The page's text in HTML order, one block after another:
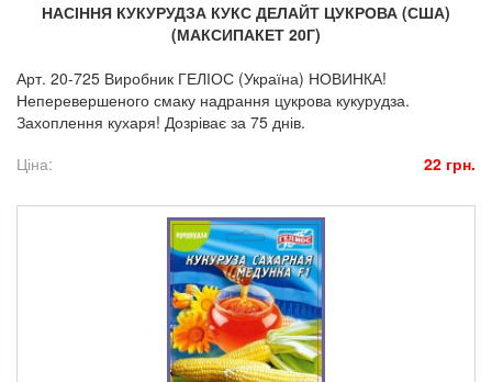
НАСІННЯ КУКУРУДЗА КУКС ДЕЛАЙТ ЦУКРОВА (США)
(МАКСИПАКЕТ 20Г)
Арт. 20-725 Виробник ГЕЛІОС (Україна) НОВИНКА!
Неперевершеного смаку надрання цукрова кукурудза.
Захоплення кухаря! Дозріває за 75 днів.
Ціна:
22 грн.